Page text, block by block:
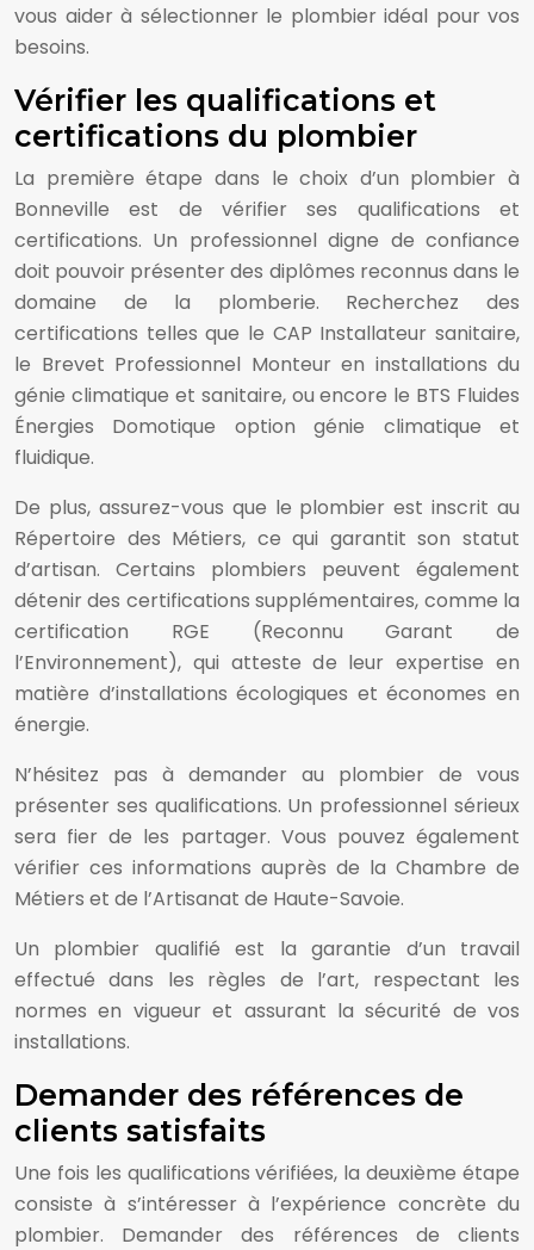
vous aider à sélectionner le plombier idéal pour vos
besoins.
Vérifier les qualifications et
certifications du plombier
La première étape dans le choix d’un plombier à
Bonneville est de vérifier ses qualifications et
certifications. Un professionnel digne de confiance
doit pouvoir présenter des diplômes reconnus dans le
domaine de la plomberie. Recherchez des
certifications telles que le CAP Installateur sanitaire,
le Brevet Professionnel Monteur en installations du
génie climatique et sanitaire, ou encore le BTS Fluides
Énergies Domotique option génie climatique et
fluidique.
De plus, assurez-vous que le plombier est inscrit au
Répertoire des Métiers, ce qui garantit son statut
d’artisan. Certains plombiers peuvent également
détenir des certifications supplémentaires, comme la
certification RGE (Reconnu Garant de
l’Environnement), qui atteste de leur expertise en
matière d’installations écologiques et économes en
énergie.
N’hésitez pas à demander au plombier de vous
présenter ses qualifications. Un professionnel sérieux
sera fier de les partager. Vous pouvez également
vérifier ces informations auprès de la Chambre de
Métiers et de l’Artisanat de Haute-Savoie.
Un plombier qualifié est la garantie d’un travail
effectué dans les règles de l’art, respectant les
normes en vigueur et assurant la sécurité de vos
installations.
Demander des références de
clients satisfaits
Une fois les qualifications vérifiées, la deuxième étape
consiste à s’intéresser à l’expérience concrète du
plombier. Demander des références de clients